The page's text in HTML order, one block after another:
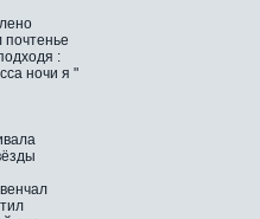
почтенье
:
ночи я "